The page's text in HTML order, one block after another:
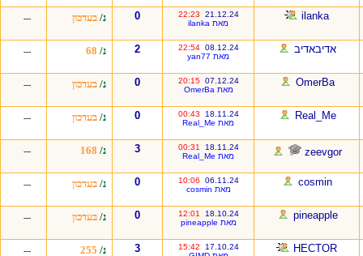
ilanka
21.12.24
22:23
מאת ilanka
0 נ/ בעדכון ---
אדיבאדיב 08.12.24
22:54
מאת yan77
2 נ/ ---
OmerBa
07.12.24
20:15
מאת OmerBa
0 נ/ בעדכון ---
Real_Me
18.11.24
00:43
מאת Real_Me
0 נ/ בעדכון ---
zeevgor
18.11.24
00:31
מאת Real_Me
3 נ/ ---
cosmin
06.11.24
10:06
מאת cosmin
0 נ/ בעדכון ---
pineapple
18.10.24
12:01
מאת pineapple
0 נ/ בעדכון ---
HECTOR
17.10.24
15:42
3 נ/ ---